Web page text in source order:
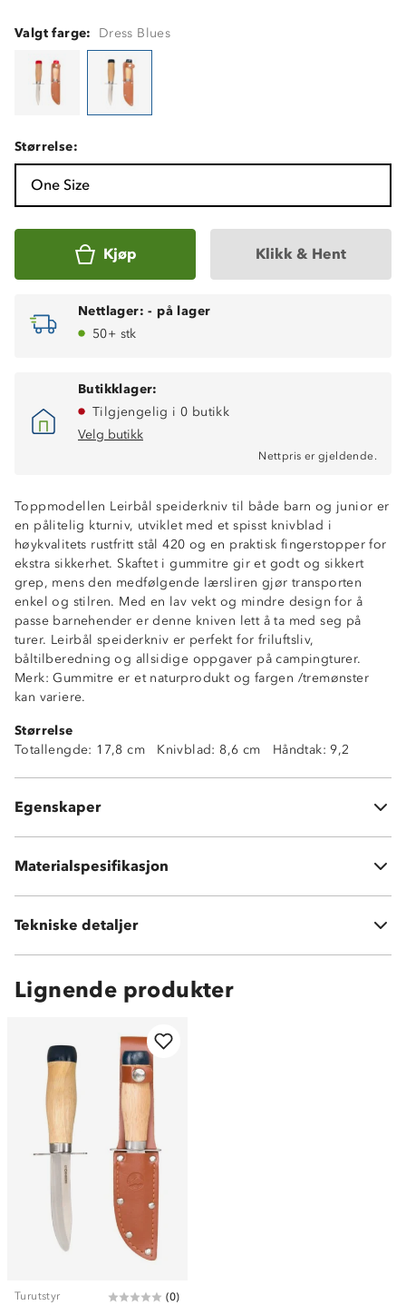
Valgt farge: Dress Blues
Størrelse:
One Size
Kjøp Klikk & Hent
Nettlager: - på lager
50+ stk
Butikklager:
Tilgjengelig i 0 butikk
Velg butikk
Nettpris er gjeldende.
Toppmodellen Leirbål speiderkniv til både barn og junior er
en pålitelig kturniv, utviklet med et spisst knivblad i
høykvalitets rustfritt stål 420 og en praktisk fingerstopper for
ekstra sikkerhet. Skaftet i gummitre gir et godt og sikkert
grep, mens den medfølgende lærsliren gjør transporten
enkel og stilren. Med en lav vekt og mindre design for å
passe barnehender er denne kniven lett å ta med seg på
turer. Leirbål speiderkniv er perfekt for friluftsliv,
båltilberedning og allsidige oppgaver på campingturer.
Merk: Gummitre er et naturprodukt og fargen /tremønster
kan variere.
Størrelse
Totallengde: 17,8 cm Knivblad: 8,6 cm Håndtak: 9,2
Egenskaper
Fingerstopper
Toppmodell
Lær-slire
Materialspesifikasjon
Skaft: Rubberwood
Tekniske detaljer
Vekt:75 gram
Lignende produkter
Turutstyr (0)